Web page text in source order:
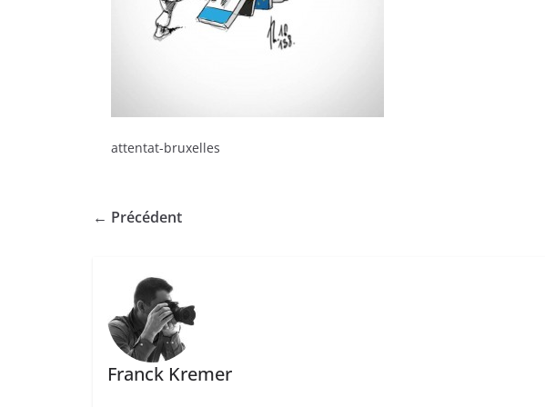
attentat-bruxelles
← Précédent
Franck Kremer